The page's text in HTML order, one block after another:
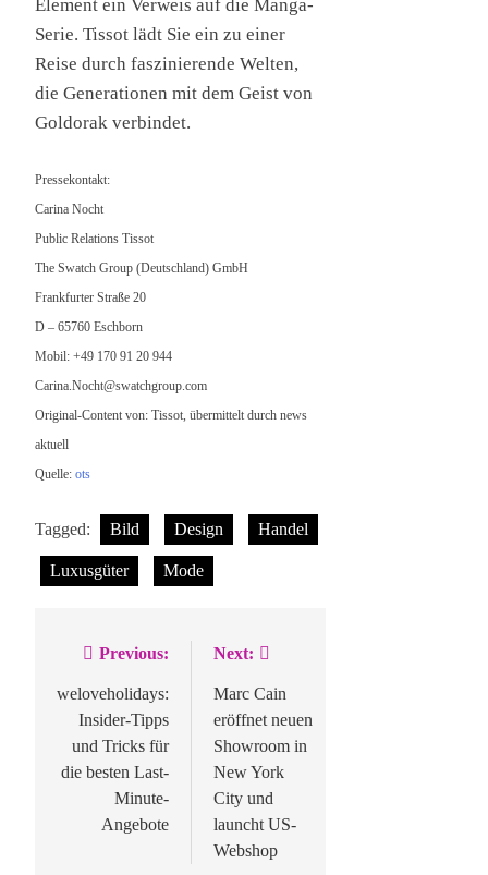
Element ein Verweis auf die Manga-
Serie. Tissot lädt Sie ein zu einer
Reise durch faszinierende Welten,
die Generationen mit dem Geist von
Goldorak verbindet.
Pressekontakt:
Carina Nocht
Public Relations Tissot
The Swatch Group (Deutschland) GmbH
Frankfurter Straße 20
D – 65760 Eschborn
Mobil: +49 170 91 20 944
Carina.Nocht@swatchgroup.com
Original-Content von: Tissot, übermittelt durch news
aktuell
Quelle: ots
Tagged: Bild Design Handel
Luxusgüter Mode
Beitragsnavigation
Previous:
weloveholidays:
Insider-Tipps
und Tricks für
die besten Last-
Minute-
Angebote
Next:
Marc Cain
eröffnet neuen
Showroom in
New York
City und
launcht US-
Webshop